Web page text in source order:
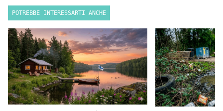
POTREBBE INTERESSARTI ANCHE